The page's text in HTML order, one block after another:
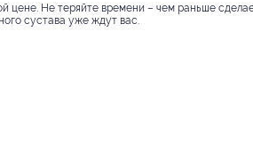
цене. Не теряйте времени – чем раньше
сустава уже ждут вас.